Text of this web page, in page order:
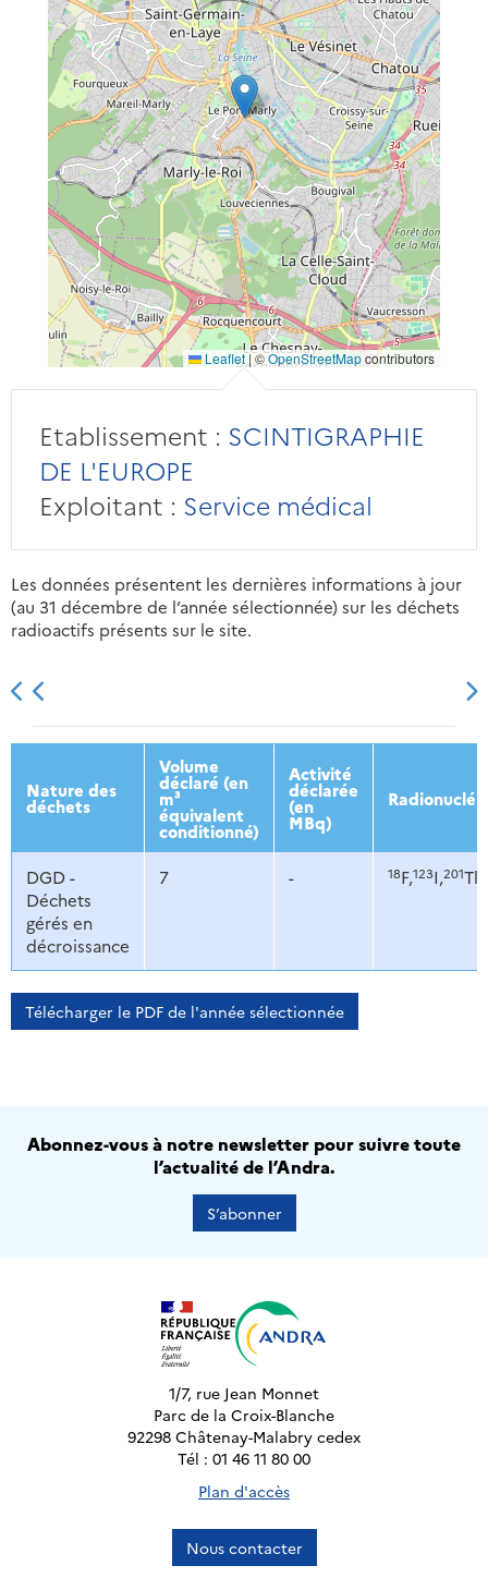
Leaflet|©OpenStreetMapcontributors
Etablissement : SCINTIGRAPHIE
DE L'EUROPE
Exploitant : Service médical
Les données présentent les dernières informations à jour
(au 31 décembre de l’année sélectionnée) sur les déchets
radioactifs présents sur le site.
2013 2014 2015 2016
Nature des
déchets
Volume
déclaré (en
m³
équivalent
conditionné)
Activité
déclarée
(en
MBq)
DGD -
Déchets
gérés en
décroissance
7 - 18F,123I,201Tl,
Télécharger le PDF de l'année sélectionnée
Abonnez-vous à notre newsletter pour suivre toute
l’actualité de l’Andra.
S’abonner
1/7, rue Jean Monnet
Parc de la Croix-Blanche
92298 Châtenay-Malabry cedex
Tél : 01 46 11 80 00
Plan d'accès
Nous contacter